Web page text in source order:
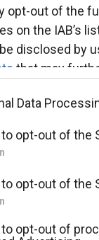
opt-out of the
on the IAB’s
disclosed by
that may
that this
You
tags to use
Data
opt-out of the
opt-out of the
to opt-out of